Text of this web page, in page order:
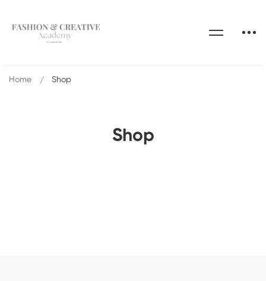
Shop
Home Shop